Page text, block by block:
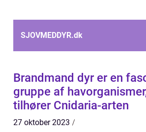
SJOVMEDDYR.dk
Brandmand dyr er en
gruppe af
tilhører Cnidaria-arten
27 oktober 2023